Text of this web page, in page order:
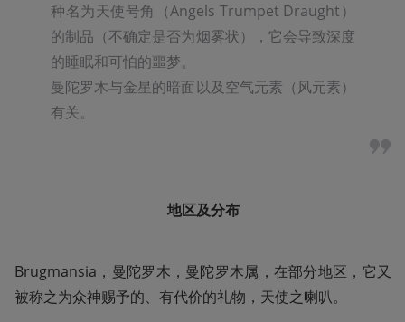
种名为天使号角（Angels Trumpet Draught）
的制品（不确定是否为烟雾状），它会导致深度
的睡眠和可怕的噩梦。
曼陀罗木与金星的暗面以及空气元素（风元素）
有关。
地区及分布
Brugmansia，曼陀罗木，曼陀罗木属，在部分地区，它又
被称之为众神赐予的、有代价的礼物，天使之喇叭。